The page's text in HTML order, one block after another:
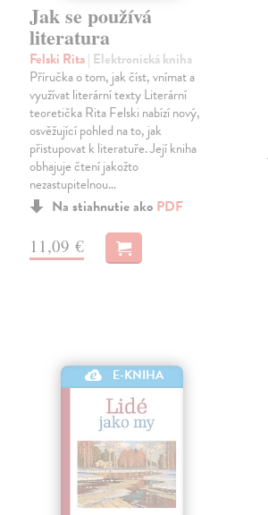
Jak se používá
literatura
Felski Rita| Elektronická kniha
Příručka o tom, jak číst, vnímat a
využívat literární texty Literární
teoretička Rita Felski nabízí nový,
osvěžující pohled na to, jak
přistupovat k literatuře. Její kniha
obhajuje čtení jakožto
nezastupitelnou…
Na stiahnutie ako PDF
11,09 €
E-KNIHA